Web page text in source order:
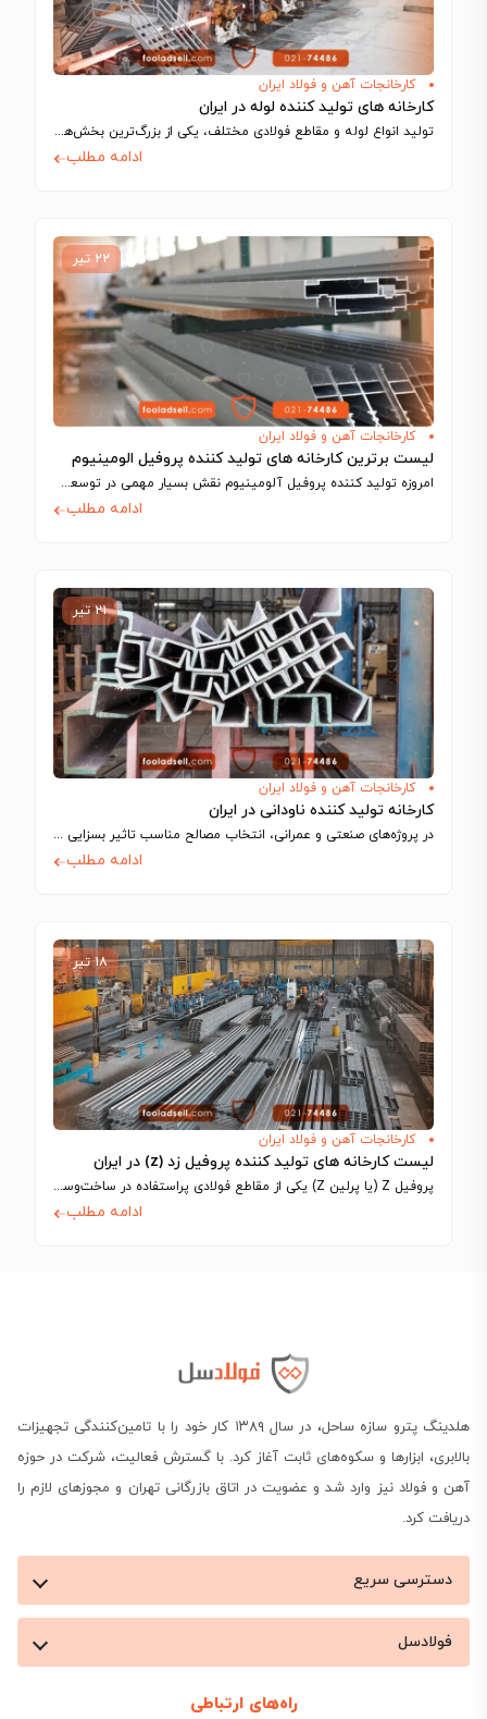
کارخانجات آهن و فولاد ایران
کارخانه های تولید کننده لوله در ایران
تولید انواع لوله و مقاطع فولادی مختلف، یکی از بزرگ‌ترین بخش‌های تولیدی را در…
ادامه مطلب
۲۲ تیر
کارخانجات آهن و فولاد ایران
لیست برترین کارخانه های تولید کننده پروفیل الومینیوم
امروزه تولید کننده پروفیل آلومینیوم نقش بسیار مهمی در توسعه صنعتی و عمرانی کشور…
ادامه مطلب
۲۱ تیر
کارخانجات آهن و فولاد ایران
کارخانه‌ تولید کننده ناودانی در ایران
در پروژه‌های صنعتی و عمرانی، انتخاب مصالح مناسب تاثیر بسزایی در کیفیت، عملکرد، ایمنی…
ادامه مطلب
۱۸ تیر
کارخانجات آهن و فولاد ایران
لیست کارخانه های تولید کننده پروفیل زد (z) در ایران
پروفیل Z (یا پرلین Z) یکی از مقاطع فولادی پراستفاده در ساخت‌وساز سوله‌ها و…
ادامه مطلب
هلدینگ پترو سازه ساحل، در سال ۱۳۸۹ کار خود را با تامین‌کنندگی تجهیزات
بالابری، ابزارها و سکوه‌های ثابت آغاز کرد. با گسترش فعالیت، شرکت در حوزه
آهن و فولاد نیز وارد شد و عضویت در اتاق بازرگانی تهران و مجوزهای لازم را
دریافت کرد.
دسترسی سریع
فولادسل
راه‌های ارتباطی